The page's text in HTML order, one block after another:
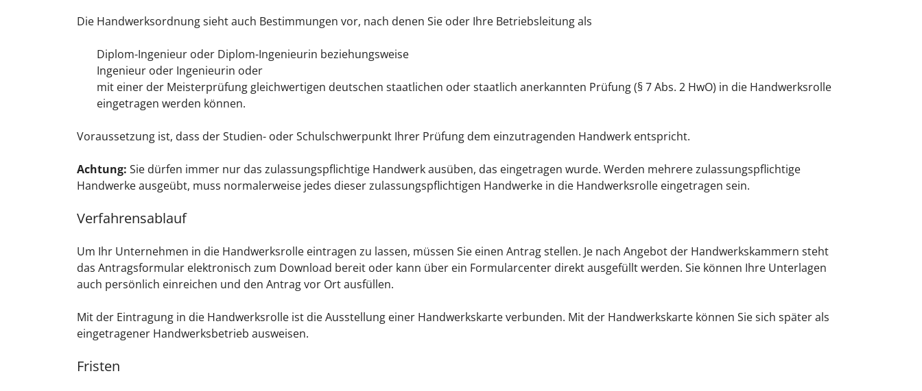
Die Handwerksordnung sieht auch Bestimmungen vor, nach denen Sie oder Ihre Betriebsleitung als
Diplom-Ingenieur oder Diplom-Ingenieurin beziehungsweise
Ingenieur oder Ingenieurin oder
mit einer der Meisterprüfung gleichwertigen deutschen staatlichen oder staatlich anerkannten Prüfung (§ 7 Abs. 2 HwO) in die Handwerksrolle
eingetragen werden können.
Voraussetzung ist, dass der Studien- oder Schulschwerpunkt Ihrer Prüfung dem einzutragenden Handwerk entspricht.
Achtung: Sie dürfen immer nur das zulassungspflichtige Handwerk ausüben, das eingetragen wurde. Werden mehrere zulassungspflichtige
Handwerke ausgeübt, muss normalerweise jedes dieser zulassungspflichtigen Handwerke in die Handwerksrolle eingetragen sein.
Verfahrensablauf
Um Ihr Unternehmen in die Handwerksrolle eintragen zu lassen, müssen Sie einen Antrag stellen. Je nach Angebot der Handwerkskammern steht
das Antragsformular elektronisch zum Download bereit oder kann über ein Formularcenter direktausgefüllt werden. Sie können Ihre Unterlagen
auch persönlich einreichen und den Antrag vor Ort ausfüllen.
Mit der Eintragung in die Handwerksrolle ist die Ausstellung einer Handwerkskarte verbunden. Mit der Handwerkskarte können Sie sich später als
eingetragener Handwerksbetrieb ausweisen.
Fristen